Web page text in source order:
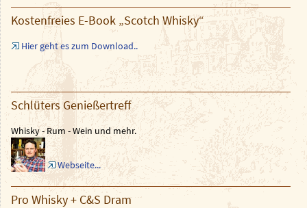
Kostenfreies E-Book „Scotch Whisky“
Hier geht es zum Download..
Schlüters Genießertreff
Whisky - Rum - Wein und mehr.
Webseite...
Pro Whisky + C&S Dram